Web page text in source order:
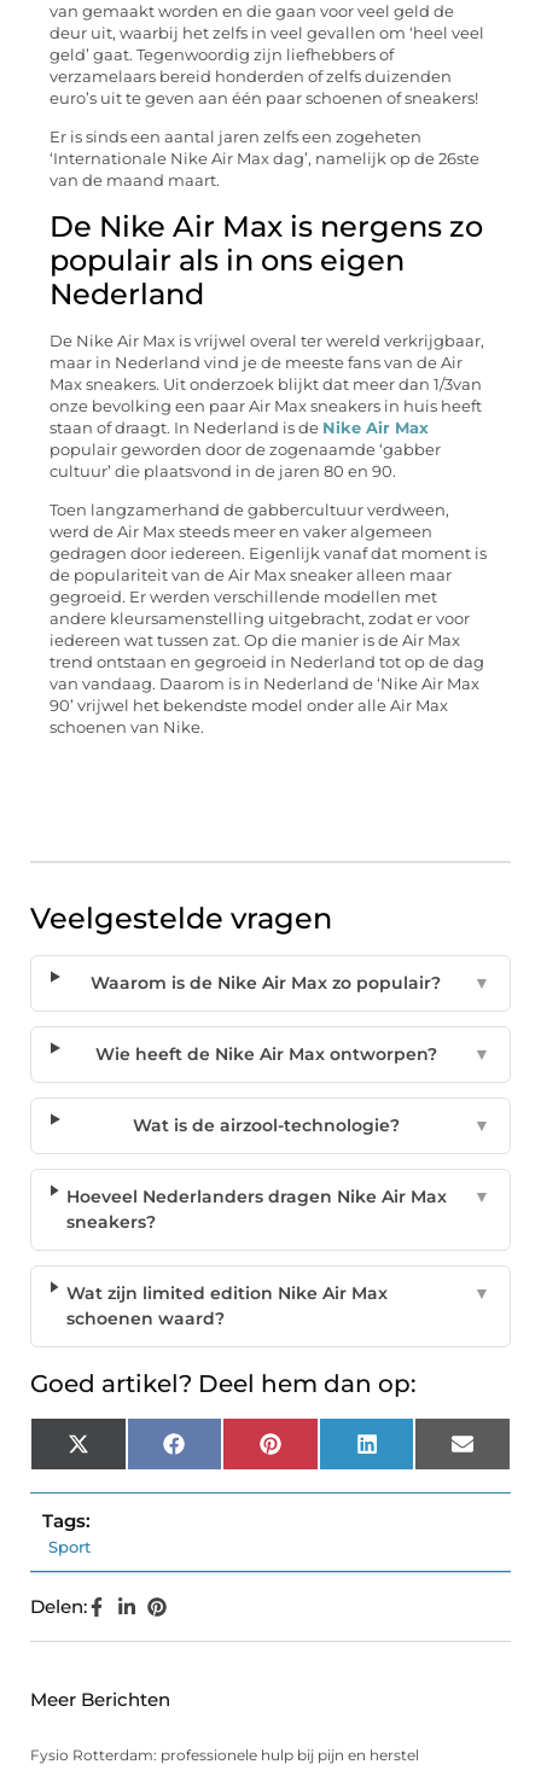
van gemaakt worden en die gaan voor veel geld de
deur uit, waarbij het zelfs in veel gevallen om ‘heel veel
geld’ gaat. Tegenwoordig zijn liefhebbers of
verzamelaars bereid honderden of zelfs duizenden
euro’s uit te geven aan één paar schoenen of sneakers!
Er is sinds een aantal jaren zelfs een zogeheten
‘Internationale Nike Air Max dag’, namelijk op de 26ste
van de maand maart.
De Nike Air Max is nergens zo
populair als in ons eigen
Nederland
De Nike Air Max is vrijwel overal ter wereld verkrijgbaar,
maar in Nederland vind je de meeste fans van de Air
Max sneakers. Uit onderzoek blijkt dat meer dan 1/3van
onze bevolking een paar Air Max sneakers in huis heeft
staan of draagt. In Nederland is de Nike Air Max
populair geworden door de zogenaamde ‘gabber
cultuur’ die plaatsvond in de jaren 80 en 90.
Toen langzamerhand de gabbercultuur verdween,
werd de Air Max steeds meer en vaker algemeen
gedragen door iedereen. Eigenlijk vanaf dat moment is
de populariteit van de Air Max sneaker alleen maar
gegroeid. Er werden verschillende modellen met
andere kleursamenstelling uitgebracht, zodat er voor
iedereen wat tussen zat. Op die manier is de Air Max
trend ontstaan en gegroeid in Nederland tot op de dag
van vandaag. Daarom is in Nederland de ‘Nike Air Max
90’ vrijwel het bekendste model onder alle Air Max
schoenen van Nike.
Veelgestelde vragen
Waarom is de Nike Air Max zo populair? ▼
Wie heeft de Nike Air Max ontworpen? ▼
Wat is de airzool-technologie? ▼
Hoeveel Nederlanders dragen Nike Air Max
sneakers?
▼
Wat zijn limited edition Nike Air Max
schoenen waard?
▼
Goed artikel? Deel hem dan op:
X
(Twitter)
Facebook Pinterest LinkedIn Email
Tags:
Sport
Delen:
Meer Berichten
Fysio Rotterdam: professionele hulp bij pijn en herstel